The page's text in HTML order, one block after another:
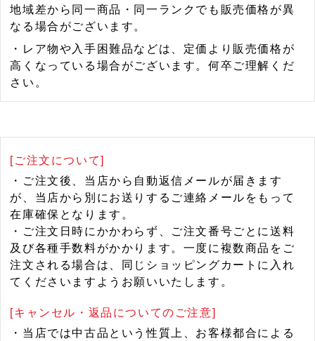
地域差から同一商品・同一ランクでも販売価格が異
なる場合がございます。
・レア物や入手困難品などは、定価より販売価格が
高くなっている場合がございます。何卒ご理解くだ
さい。
[ご注文について]
・ご注文後、当店から自動返信メールが届きます
が、当店から別にお送りするご連絡メールをもって
在庫確保となります。
・ご注文日時にかかわらず、ご注文番号ごとに送料
及び各種手数料がかかります。一度に複数商品をご
注文される場合は、同じショッピングカートに入れ
てくださいますようお願いいたします。
[キャンセル・返品についてのご注意]
・当店では中古品という性質上、お客様都合による